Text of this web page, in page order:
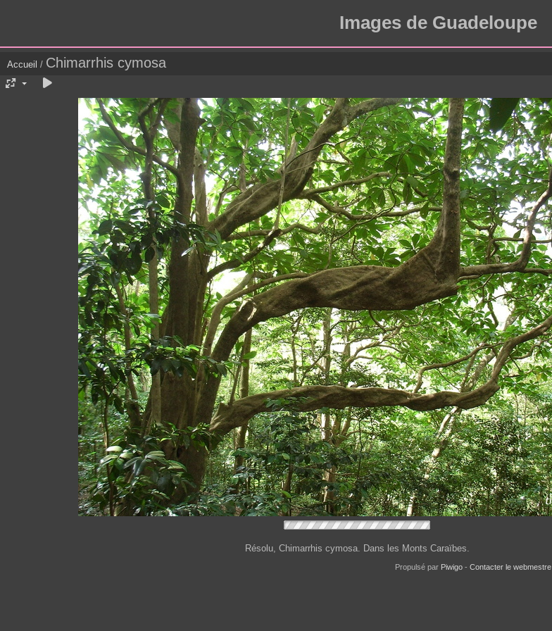
Images de Guadeloupe
Accueil / Chimarrhis cymosa
Résolu, Chimarrhis cymosa. Dans les Monts Caraïbes.
Propulsé par Piwigo - Contacter le webmestre